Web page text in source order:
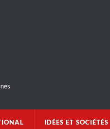
IDÉES ET SOCIÉTÉS